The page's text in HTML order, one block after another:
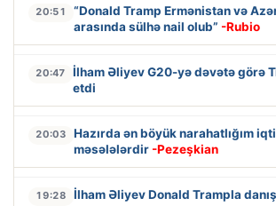
20:51
“Donald Tramp Ermənistan və
arasında sülhə nail olub” -Rubio
20:47
İlham Əliyev G20-yə dəvətə görə
etdi
20:03
Hazırda ən böyük narahatlığım
məsələlərdir -Pezeşkian
19:28 İlham Əliyev Donald Trampla